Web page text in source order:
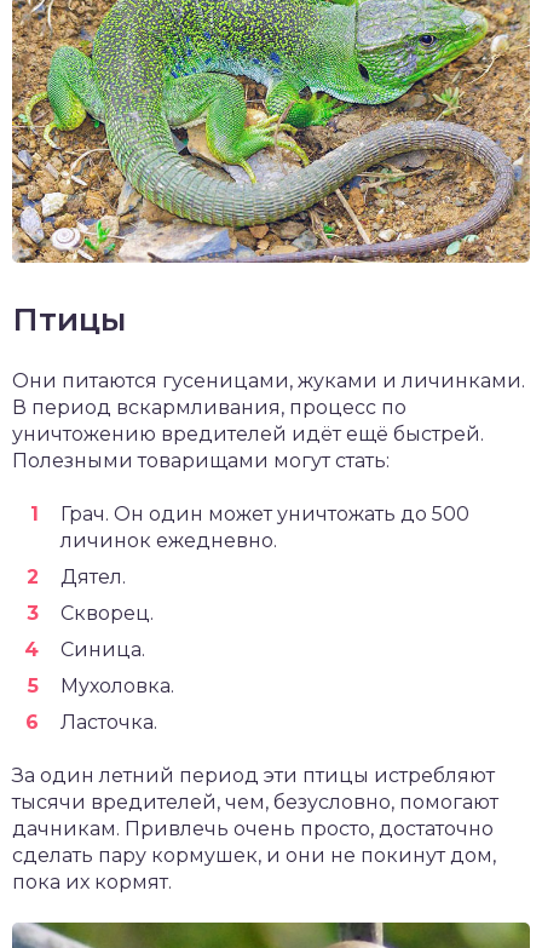
Птицы
Они питаются гусеницами, жуками и личинками.
В период вскармливания, процесс по
уничтожению вредителей идёт ещё быстрей.
Полезными товарищами могут стать:
Грач. Он один может уничтожать до 500
личинок ежедневно.
Дятел.
Скворец.
Синица.
Мухоловка.
Ласточка.
За один летний период эти птицы истребляют
тысячи вредителей, чем, безусловно, помогают
дачникам. Привлечь очень просто, достаточно
сделать пару кормушек, и они не покинут дом,
пока их кормят.